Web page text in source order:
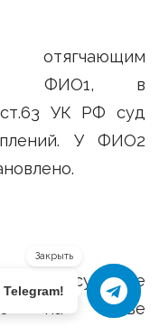
отягчающим
ФИО1, в
ст.63 УК РФ суд
У ФИО2
что подсудимые
на почве
Закрыть